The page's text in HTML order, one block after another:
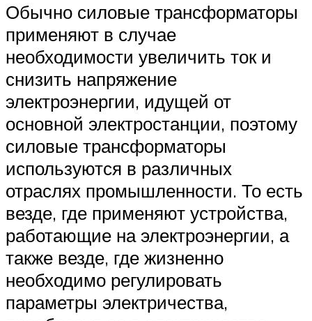
Обычно силовые трансформаторы
применяют в случае
необходимости увеличить ток и
снизить напряжение
электроэнергии, идущей от
основной электростанции, поэтому
силовые трансформаторы
используются в различных
отраслях промышленности. То есть
везде, где применяют устройства,
работающие на электроэнергии, а
также везде, где жизненно
необходимо регулировать
параметры электричества,